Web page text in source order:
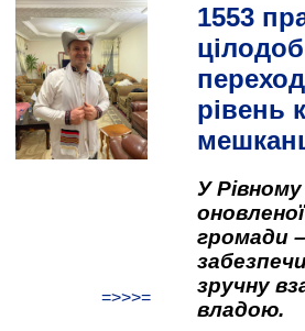
=>>>=
1553
рівень
У
оновленої
громади
зручну
владою.